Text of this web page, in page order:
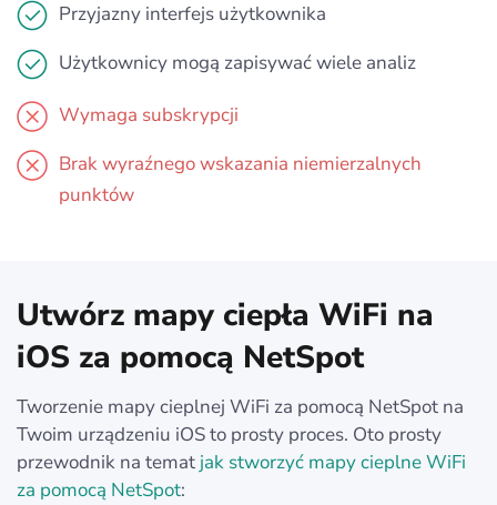
Przyjazny interfejs użytkownika
Użytkownicy mogą zapisywać wiele analiz
Wymaga subskrypcji
Brak wyraźnego wskazania niemierzalnych
punktów
Utwórz mapy ciepła WiFi na
iOS za pomocą NetSpot
Tworzenie mapy cieplnej WiFi za pomocą NetSpot na
Twoim urządzeniu iOS to prosty proces. Oto prosty
przewodnik na temat jak stworzyć mapy cieplne WiFi
za pomocą NetSpot: